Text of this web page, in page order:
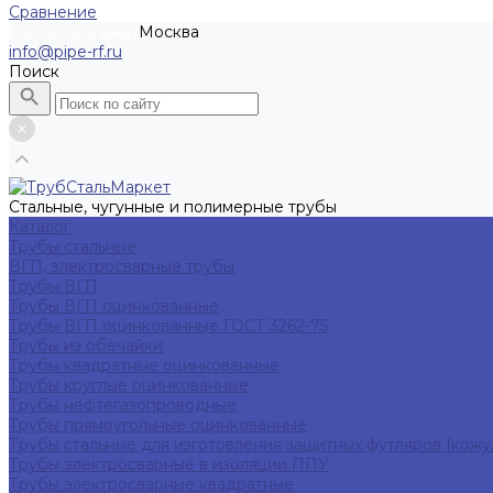
Сравнение
Москва
info@pipe-rf.ru
Поиск
Стальные, чугунные и полимерные трубы
Каталог
Трубы стальные
ВГП, электросварные трубы
Трубы ВГП
Трубы ВГП оцинкованные
Трубы ВГП оцинкованные ГОСТ 3262-75
Трубы из обечайки
Трубы квадратные оцинкованные
Трубы круглые оцинкованные
Трубы нефтегазопроводные
Трубы прямоугольные оцинкованные
Трубы стальные для изготовления защитных футляров
Трубы электросварные в изоляции ППУ
Трубы электросварные квадратные